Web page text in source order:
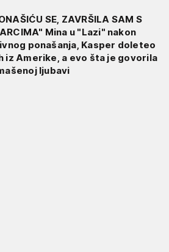
SE, ZAVRŠILA SAM S
Mina u "Lazi" nakon
ponašanja, Kasper doleteo
iz Amerike, a evo šta je govorila
ljubavi